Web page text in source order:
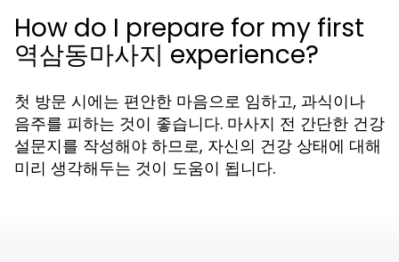
How do I prepare for my first
역삼동마사지 experience?
첫 방문 시에는 편안한 마음으로 임하고, 과식이나
음주를 피하는 것이 좋습니다. 마사지 전 간단한 건강
설문지를 작성해야 하므로, 자신의 건강 상태에 대해
미리 생각해두는 것이 도움이 됩니다.